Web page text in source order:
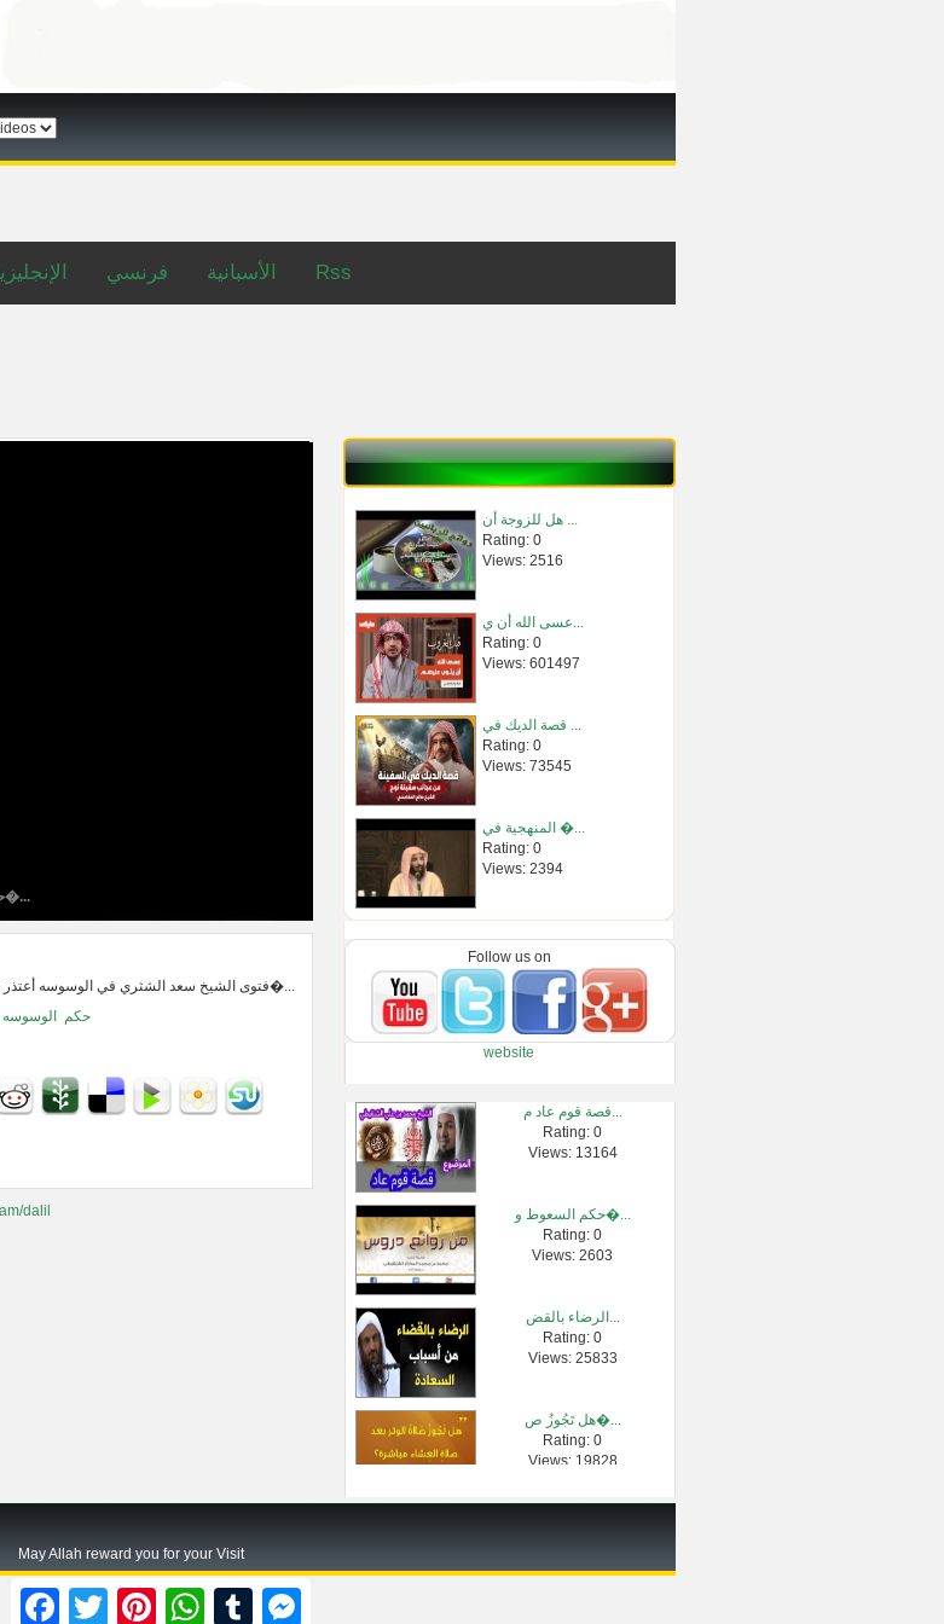
فرنسي الأسبانية Rss
حكم الوسوسه وعلاجها ل�...
فتوى الشيخ سعد الشثري في الوسوسه أعتذر عن رداءة الصورة وذلك بسبب خلل في ج�...
حكم الوسوسه
dalil
هل للزوجة أن ...
Rating: 0
Views: 2516
عسى الله أن ي...
Rating: 0
Views: 601497
قصة الديك في ...
Rating: 0
Views: 73545
المنهجية في �...
Rating: 0
Views: 2394
Rating: 0
Views: 4560
حكم صلاة الم�...
Rating: 0
سورة البقرة �...
Rating: 0
عند اجتماع ا�...
Rating: 0
مراحل تكوين �...
Rating: 0
أعظم الوصايا...
Rating: 0
Follow us on
website
قصة قوم عاد م...
Rating: 0
Views: 13164
حكم السعوط و�...
Rating: 0
Views: 2603
الرضاء بالقض...
Rating: 0
Views: 25833
هل تَجُوزُ ص�...
Rating: 0
Views: 19828
May Allah reward you for your Visit
FacebookTwitter Pinterest WhatsAppTumblr